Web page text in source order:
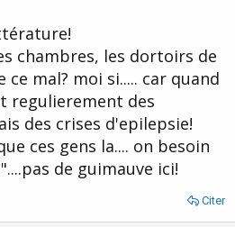
chambres, les dortoirs de
mal? moi si..... car quand
regulierement des
des crises d'epilepsie!
ces gens la.... on besoin
de guimauve ici!
Citer